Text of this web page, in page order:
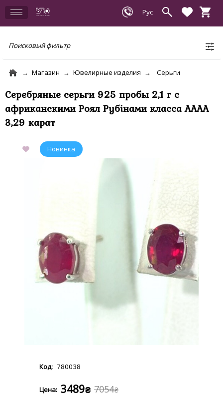
Поисковый фильтр
Магазин Ювелирные изделия Серьги
Серебряные серьги 925 пробы 2,1 г с
африканскими Роял Рубінами класса AAAA
3,29 карат
780038
7054₴
3489₴